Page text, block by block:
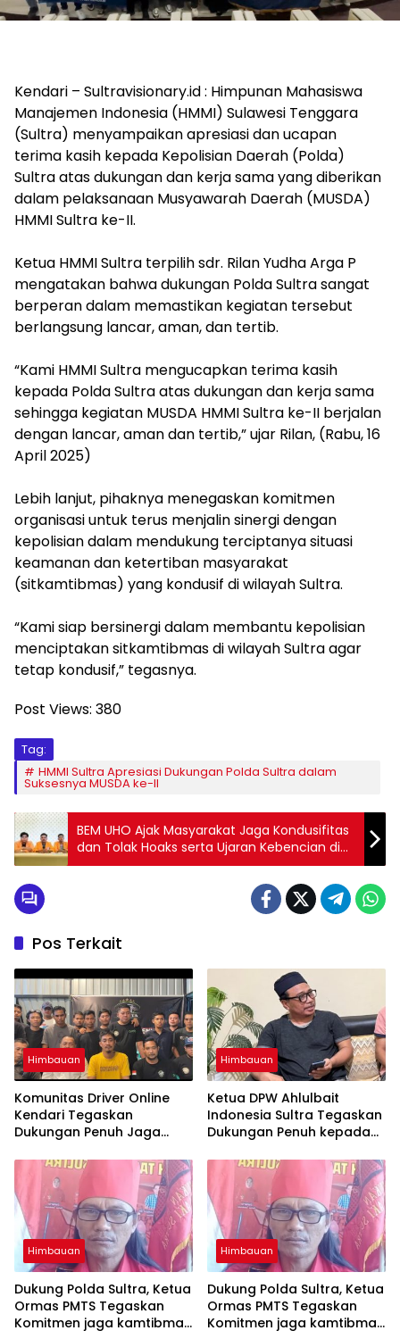
Kendari – Sultravisionary.id : Himpunan Mahasiswa
Manajemen Indonesia (HMMI) Sulawesi Tenggara
(Sultra) menyampaikan apresiasi dan ucapan
terima kasih kepada Kepolisian Daerah (Polda)
Sultra atas dukungan dan kerja sama yang diberikan
dalam pelaksanaan Musyawarah Daerah (MUSDA)
HMMI Sultra ke-II.
Ketua HMMI Sultra terpilih sdr. Rilan Yudha Arga P
mengatakan bahwa dukungan Polda Sultra sangat
berperan dalam memastikan kegiatan tersebut
berlangsung lancar, aman, dan tertib.
“Kami HMMI Sultra mengucapkan terima kasih
kepada Polda Sultra atas dukungan dan kerja sama
sehingga kegiatan MUSDA HMMI Sultra ke-II berjalan
dengan lancar, aman dan tertib,” ujar Rilan, (Rabu, 16
April 2025)
Lebih lanjut, pihaknya menegaskan komitmen
organisasi untuk terus menjalin sinergi dengan
kepolisian dalam mendukung terciptanya situasi
keamanan dan ketertiban masyarakat
(sitkamtibmas) yang kondusif di wilayah Sultra.
“Kami siap bersinergi dalam membantu kepolisian
menciptakan sitkamtibmas di wilayah Sultra agar
tetap kondusif,” tegasnya.
Post Views: 380
Tag:
HMMI Sultra Apresiasi Dukungan Polda Sultra dalam
Suksesnya MUSDA ke-II
BEM UHO Ajak Masyarakat Jaga Kondusifitas
dan Tolak Hoaks serta Ujaran Kebencian di
wilayah Sultra
Pos Terkait
Himbauan
Komunitas Driver Online
Kendari Tegaskan
Dukungan Penuh Jaga
Keselamatan Berlalu Lintas
Himbauan
Ketua DPW Ahlulbait
Indonesia Sultra Tegaskan
Dukungan Penuh kepada
Kamtibmas
Himbauan
Dukung Polda Sultra, Ketua
Ormas PMTS Tegaskan
Komitmen jaga kamtibmas
Himbauan
Dukung Polda Sultra, Ketua
Ormas PMTS Tegaskan
Komitmen jaga kamtibmas